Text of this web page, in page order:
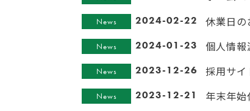
News 2024-02-22 休業日の
News 2024-01-23 個人情報
News 2023-12-26 採用サイ
News 2023-12-21 年末年始